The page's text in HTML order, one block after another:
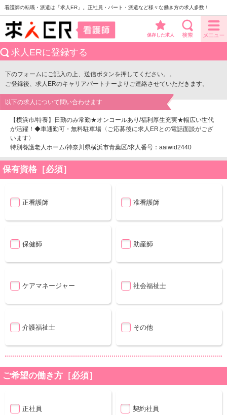
看護師の転職・派遣は「求人ER」。正社員・パート・派遣など様々な働き方の求人多数！
保存した求人
求人ERに登録する
下のフォームにご記入の上、送信ボタンを押してください。。
ご登録後、求人ERのキャリアパートナーよりご連絡させていただきます。
以下の求人について問い合わせます
【横浜市/特養】日勤のみ常勤★オンコールあり/福利厚生充実★幅広い世代
が活躍！◆車通勤可・無料駐車場〈ご応募後に求人ERとの電話面談がござ
います〉
特別養護老人ホーム/神奈川県横浜市青葉区/求人番号：aaiwid2440
保有資格［必須］
正看護師 准看護師
保健師 助産師
ケアマネージャー 社会福祉士
介護福祉士 その他
ご希望の働き方［必須］
正社員 契約社員